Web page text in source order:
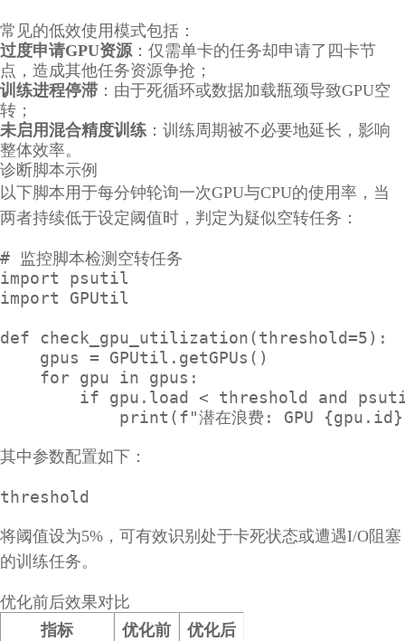
常见的低效使用模式包括：
过度申请GPU资源 ：仅需单卡的任务却申请了四卡节
点，造成其他任务资源争抢；
训练进程停滞 ：由于死循环或数据加载瓶颈导致GPU空
转；
未启用混合精度训练 ：训练周期被不必要地延长，影响
整体效率。
诊断脚本示例
以下脚本用于每分钟轮询一次GPU与CPU的使用率，当
两者持续低于设定阈值时，判定为疑似空转任务：
# 监控脚本检测空转任务
import psutil
import GPUtil
def check_gpu_utilization(threshold=5):
    gpus = GPUtil.getGPUs()
    for gpu in gpus:
if gpu.load < threshold and
print(f"潜在浪费: GPU
其中参数配置如下：
threshold
将阈值设为5%，可有效识别处于卡死状态或遭遇I/O阻塞
的训练任务。
优化前后效果对比
指标
优化前 优化后